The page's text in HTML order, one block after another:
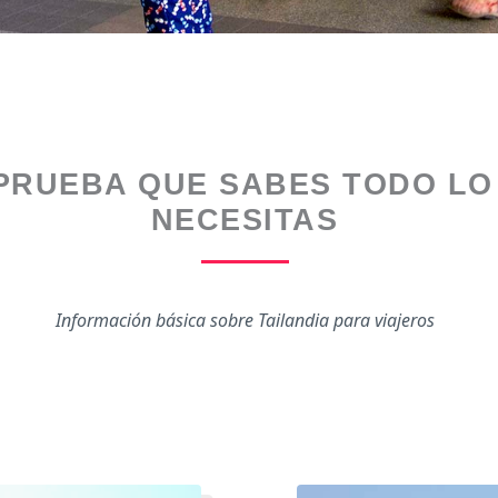
QUE SABES TODO
NECESITAS
Información básica sobre Tailandia para viajeros